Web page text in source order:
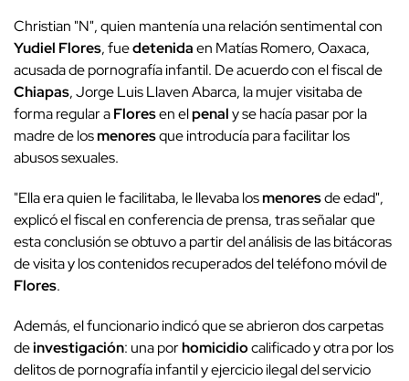
Christian "N", quien mantenía una relación sentimental con
Yudiel Flores, fuedetenidaen Matías Romero, Oaxaca,
acusada de pornografía infantil. De acuerdo con el fiscal de
Chiapas, Jorge Luis Llaven Abarca, la mujer visitaba de
forma regular aFloresen elpenaly se hacía pasar por la
madre de losmenoresque introducía para facilitar los
abusos sexuales.
"Ella era quien le facilitaba, le llevaba losmenoresde edad",
explicó el fiscal en conferencia de prensa, tras señalar que
esta conclusión se obtuvo a partir del análisis de las bitácoras
de visita y los contenidos recuperados del teléfono móvil de
Flores.
Además, el funcionario indicó que se abrieron dos carpetas
deinvestigación: una porhomicidiocalificado y otra por los
delitos de pornografía infantil y ejercicio ilegal del servicio